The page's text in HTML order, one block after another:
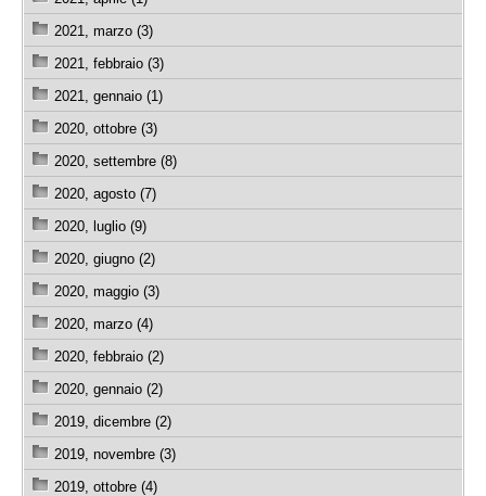
2021, marzo (3)
2021, febbraio (3)
2021, gennaio (1)
2020, ottobre (3)
2020, settembre (8)
2020, agosto (7)
2020, luglio (9)
2020, giugno (2)
2020, maggio (3)
2020, marzo (4)
2020, febbraio (2)
2020, gennaio (2)
2019, dicembre (2)
2019, novembre (3)
2019, ottobre (4)